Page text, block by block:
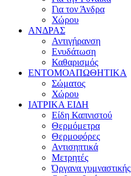
Για τον Άνδρα
Χώρου
ΑΝΔΡΑΣ
Αντιγήρανση
Ενυδάτωση
Καθαρισμός
ΕΝΤΟΜΟΑΠΩΘΗΤΙΚΑ
Σώματος
Χώρου
ΙΑΤΡΙΚΑ ΕΙΔΗ
Είδη Καπνιστού
Θερμόμετρα
Θερμοφόρες
Αντισηπτικά
Μετρητές
Όργανα γυμναστικής